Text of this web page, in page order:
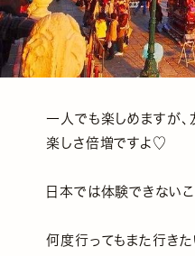
一人でも楽しめますが
楽しさ倍増ですよ♡
日本では体験できない
何度行ってもまた行き